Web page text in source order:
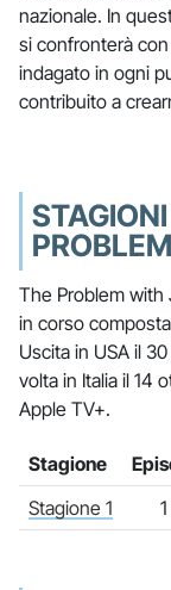
nazionale. In
si confronterà
indagato in ogni
contribuito a
The Problem
in corso
Uscita in USA il
volta in Italia il 14
Apple TV+.
Stagione
Stagione 1
1